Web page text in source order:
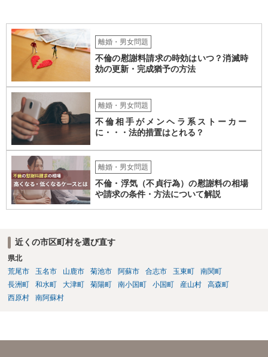
離婚・男女問題
不倫の慰謝料請求の時効はいつ？消滅時
効の更新・完成猶予の方法
離婚・男女問題
不倫相手がメンヘラ系ストーカー
に・・・法的措置はとれる？
離婚・男女問題
不倫・浮気（不貞行為）の慰謝料の相場
や請求の条件・方法について解説
近くの市区町村を選び直す
県北
荒尾市
玉名市 山鹿市 菊池市 阿蘇市 合志市 玉東町
南関町
長洲町
和水町 大津町 菊陽町 南小国町 小国町 産山村
高森町
西原村
南阿蘇村